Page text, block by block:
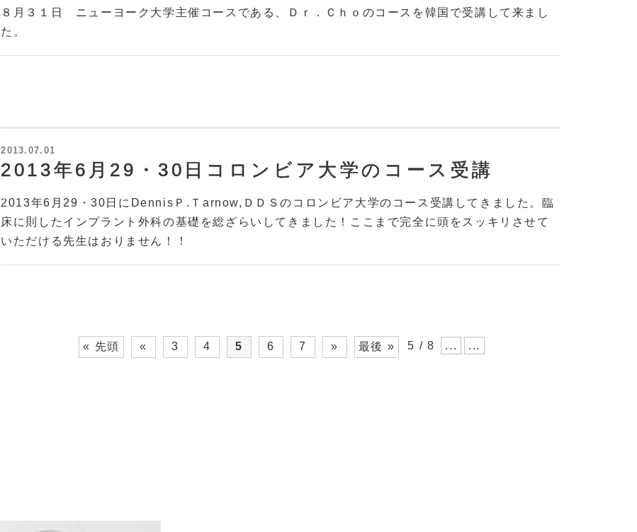
８月３１日 ニューヨーク大学主催コースである、Ｄｒ．Ｃｈｏのコースを韓国で受講して来まし
た。
2013.07.01
2013年6月29・30日コロンビア大学のコース受講
2013年6月29・30日にDennisＰ.Ｔarnow,ＤＤＳのコロンビア大学のコース受講してきました。臨
床に則したインプラント外科の基礎を総ざらいしてきました！ここまで完全に頭をスッキリさせて
いただける先生はおりません！！
5 / 8
« 先頭 « ...
3 4 5 6 7 ...
» 最後 »